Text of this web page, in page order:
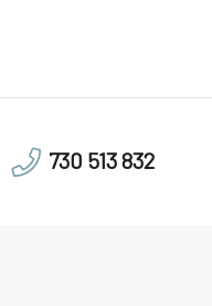
730 513 832